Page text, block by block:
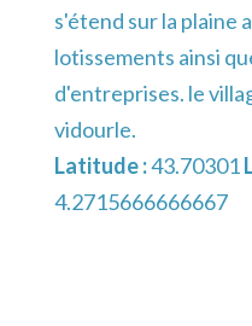
s'étend sur la plaine
lotissements ainsi
d'entreprises. le
vidourle.
Latitude :43.70301
4.2715666666667